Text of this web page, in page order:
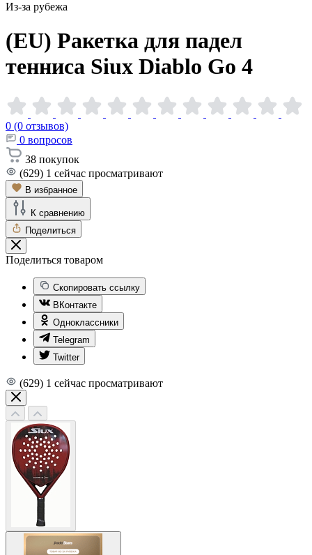
Из-за рубежа
(EU) Ракетка для падел
тенниса Siux Diablo Go 4
0 (0 отзывов)
0 вопросов
38 покупок
(629) 1 сейчас просматривают
В избранное
К сравнению
Поделиться
Поделиться товаром
Скопировать ссылку
ВКонтакте
Одноклассники
Telegram
Twitter
(629) 1 сейчас просматривают